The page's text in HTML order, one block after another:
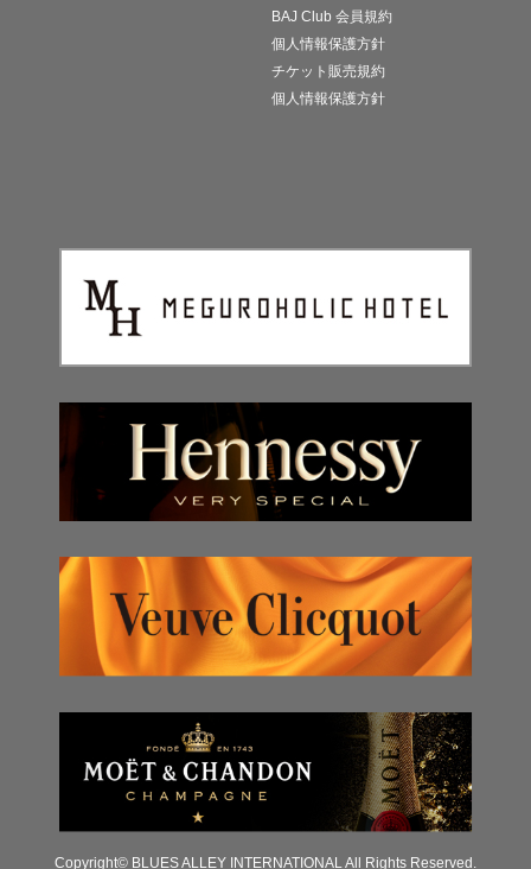
BAJ Club 会員規約
個人情報保護方針
チケット販売規約
個人情報保護方針
Copyright© BLUES ALLEY INTERNATIONAL All Rights Reserved.